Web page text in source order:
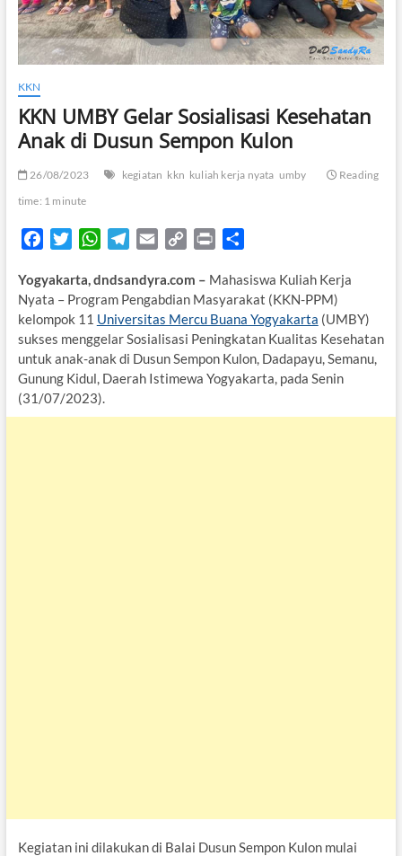
KKN
KKN UMBY Gelar Sosialisasi Kesehatan
Anak di Dusun Sempon Kulon
26/08/2023 kegiatan kkn kuliah kerja nyata umby
Reading
time: 1 minute
c
e
b
o
o
k
i
t
t
e
r
W
a
t
s
A
p
p
l
e
g
r
a
m
a
i
l
p
y
L
i
n
k
i
n
t
a
r
e
Yogyakarta, dndsandyra.com – Mahasiswa Kuliah Kerja
Nyata – Program Pengabdian Masyarakat (KKN-PPM)
kelompok 11 Universitas Mercu Buana Yogyakarta (UMBY)
sukses menggelar Sosialisasi Peningkatan Kualitas Kesehatan
untuk anak-anak di Dusun Sempon Kulon, Dadapayu, Semanu,
Gunung Kidul, Daerah Istimewa Yogyakarta, pada Senin
(31/07/2023).
Kegiatan ini dilakukan di Balai Dusun Sempon Kulon mulai